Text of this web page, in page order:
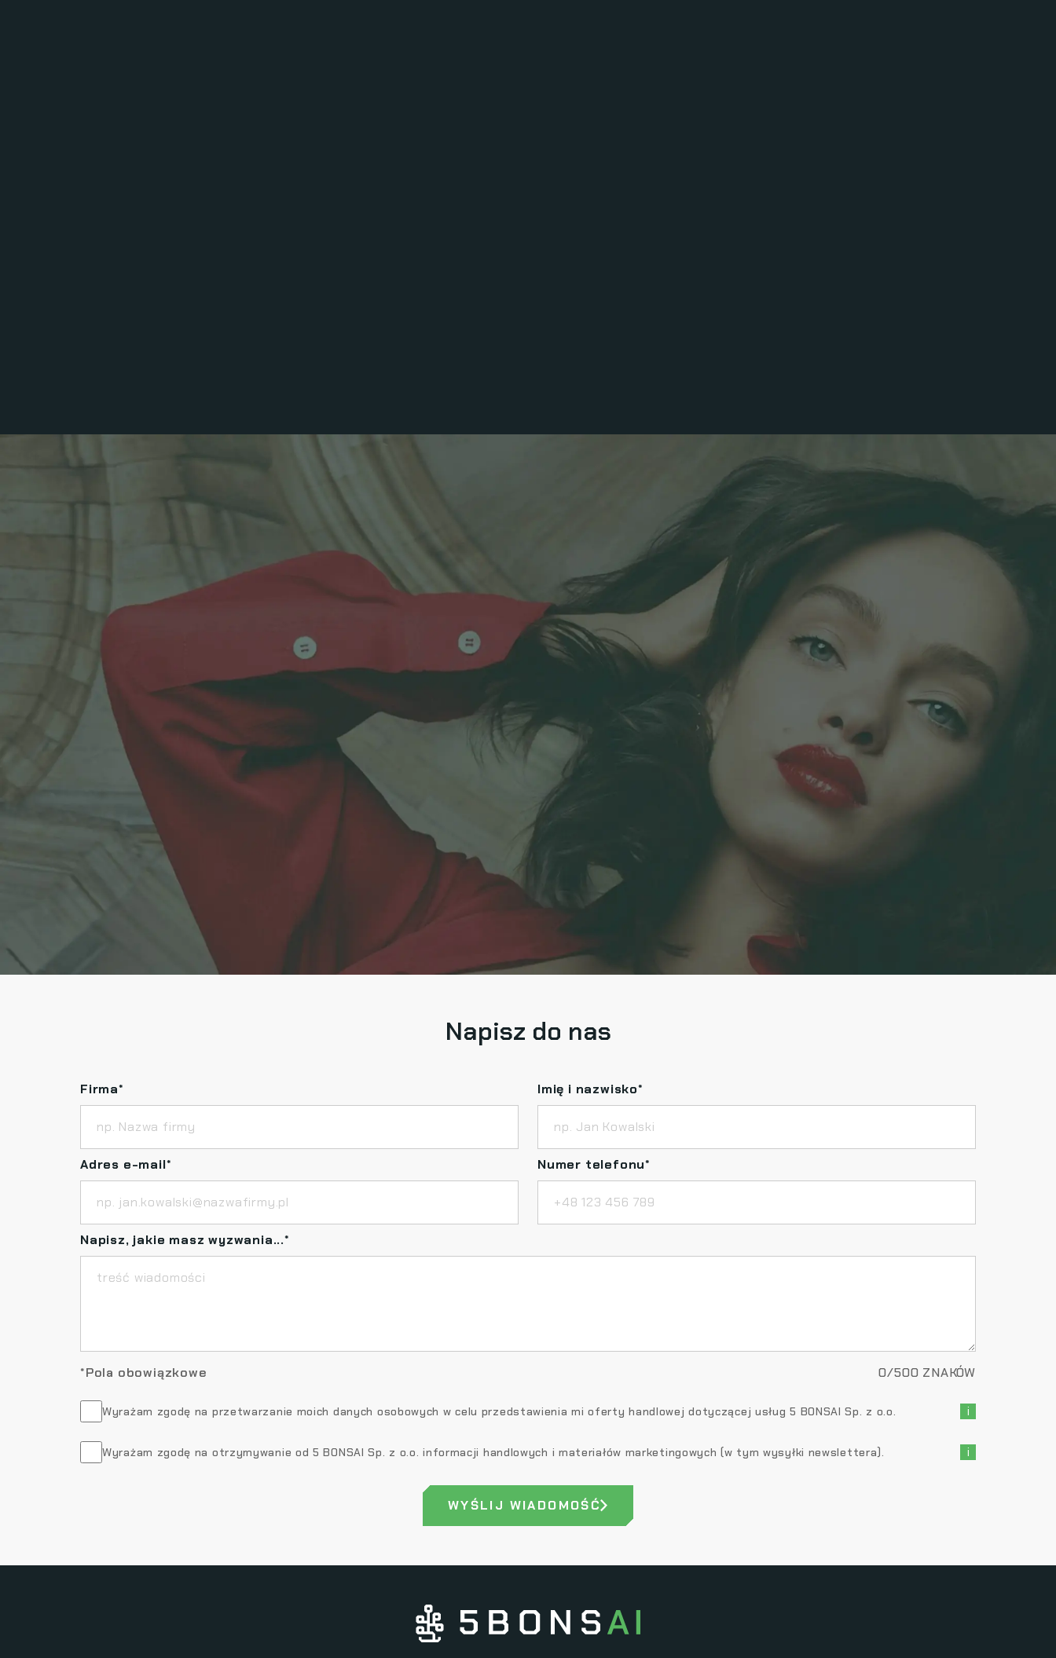
Napisz do nas
Firma* Imię i nazwisko*
Adres e-mail* Numer telefonu*
Napisz, jakie masz wyzwania...*
*Pola obowiązkowe 0/500 ZNAKÓW
Wyrażam zgodę na przetwarzanie moich danych osobowych w celu przedstawienia mi oferty handlowej dotyczącej usług 5 BONSAI Sp. z o.o. i
Wyrażam zgodę na otrzymywanie od 5 BONSAI Sp. z o.o. informacji handlowych i materiałów marketingowych (w tym wysyłki newslettera). i
WYŚLIJ WIADOMOŚĆ